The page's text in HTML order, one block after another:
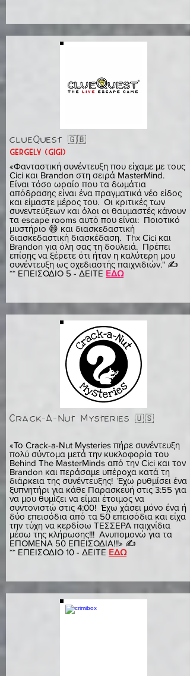
clueQuest 🇬🇧
gergely (gigi)
«Φανταστική συνέντευξη που είχαμε με τους
Cici και Brandon στη σειρά MasterMind.
Είναι τόσο ωραίο που τα δωμάτια
απόδρασης είναι ένα πραγματικά νέο είδος
και είμαστε μέρος του. Οι κριτικές των
συνεντεύξεων και όλοι οι θαυμαστές κάνουν
τα escape rooms αυτό που είναι: Ποιοτικό
μυστήριο 😄 και διασκεδαστική
διασκεδαστική διασκέδαση. Thx Cici και
Brandon για όλη σας τη δουλειά. Πρέπει
επίσης να ξέρετε ότι ήταν η καλύτερη μου
συνέντευξη ως σχεδιαστής παιχνιδιών." ✍️
** ΕΠΕΙΣΟΔΙΟ 5 - ΔΕΙΤΕ ΕΔΩ
Crack-A-Nut Mysteries 🇺🇸
«Το Crack-a-Nut Mysteries πήρε συνέντευξη
πολύ σύντομα μετά την κυκλοφορία του
Behind The MasterMinds από την Cici και τον
Brandon και περάσαμε υπέροχα κατά τη
διάρκεια της συνέντευξης! Έχω ρυθμίσει ένα
ξυπνητήρι για κάθε Παρασκευή στις 3:55 για
να μου θυμίζει να είμαι έτοιμος να
συντονιστώ στις 4:00! Έχω χάσει μόνο ένα ή
δύο επεισόδια από τα 50 επεισόδια και είχα
την τύχη να κερδίσω ΤΕΣΣΕΡΑ παιχνίδια
μέσω της κλήρωσης!!! Ανυπομονώ για τα
ΕΠΟΜΕΝΑ 50 ΕΠΕΙΣΟΔΙΑ!!!» ✍️
** ΕΠΕΙΣΟΔΙΟ 10 - ΔΕΙΤΕ ΕΔΩ